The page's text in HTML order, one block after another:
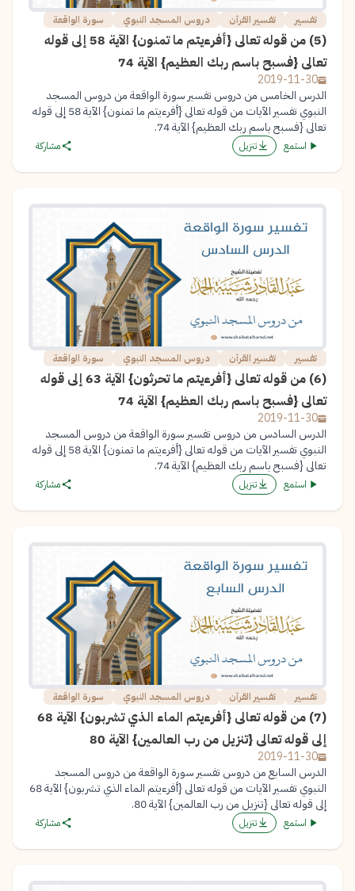
تفسير تفسير القرآن دروس المسجد النبوي سورة الواقعة
(5) من قوله تعالى {أفرءيتم ما تمنون} الآية 58 إلى قوله
تعالى {فسبح باسم ربك العظيم} الآية 74
2019-11-30
الدرس الخامس من دروس تفسير سورة الواقعة من دروس المسجد
النبوي تفسير الآيات من قوله تعالى {أفرءيتم ما تمنون} الآية 58 إلى قوله
تعالى {فسبح باسم ربك العظيم} الآية 74.
استمع تنزيل مشاركة
تفسير تفسير القرآن دروس المسجد النبوي سورة الواقعة
(6) من قوله تعالى {أفرءيتم ما تحرثون} الآية 63 إلى قوله
تعالى {فسبح باسم ربك العظيم} الآية 74
2019-11-30
الدرس السادس من دروس تفسير سورة الواقعة من دروس المسجد
النبوي تفسير الآيات من قوله تعالى {أفرءيتم ما تمنون} الآية 58 إلى قوله
تعالى {فسبح باسم ربك العظيم} الآية 74.
استمع تنزيل مشاركة
تفسير تفسير القرآن دروس المسجد النبوي سورة الواقعة
(7) من قوله تعالى {أفرءيتم الماء الذي تشربون} الآية 68
إلى قوله تعالى {تنزيل من رب العالمين} الآية 80
2019-11-30
الدرس السابع من دروس تفسير سورة الواقعة من دروس المسجد
النبوي تفسير الآيات من قوله تعالى {أفرءيتم الماء الذي تشربون} الآية 68
إلى قوله تعالى {تنزيل من رب العالمين} الآية 80.
استمع تنزيل مشاركة